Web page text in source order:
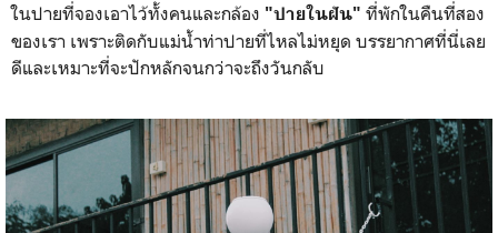
ในปายที่จองเอาไว้ทั้งคนและกล้อง "ปายในฝัน" ที่พักในคืนที่สอง
ของเรา เพราะติดกับแม่น้ำท่าปายที่ไหลไม่หยุด บรรยากาศที่นี่เลย
ดีและเหมาะที่จะปักหลักจนกว่าจะถึงวันกลับ